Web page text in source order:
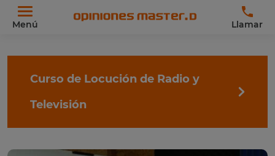
Menú Llamar
Curso de Locución de Radio y
Televisión